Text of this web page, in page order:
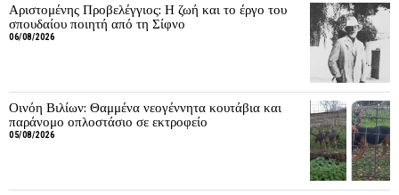
Αριστομένης Προβελέγγιος: Η ζωή και το έργο του
σπουδαίου ποιητή από τη Σίφνο
06/08/2026
Οινόη Βιλίων: Θαμμένα νεογέννητα κουτάβια και
παράνομο οπλοστάσιο σε εκτροφείο
05/08/2026